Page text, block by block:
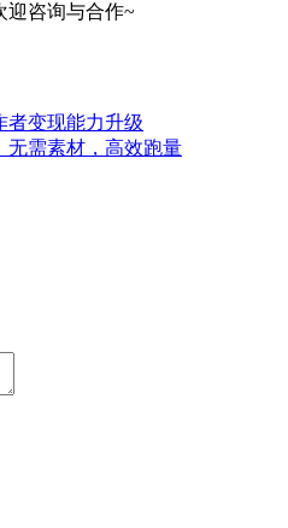
迎咨询与合作~
者变现能力升级
无需素材，高效跑量